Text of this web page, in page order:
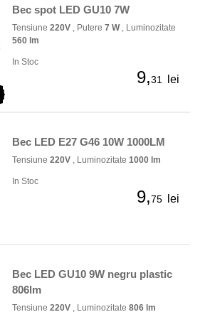
Bec spot LED GU10 7W
Tensiune 220V , Putere 7 W, Luminozitate
560 lm
In Stoc
9,31 lei
Bec LED E27 G46 10W 1000LM
Tensiune 220V , Luminozitate 1000 lm
In Stoc
9,75 lei
Bec LED GU10 9W negru plastic
806lm
Tensiune 220V , Luminozitate 806 lm